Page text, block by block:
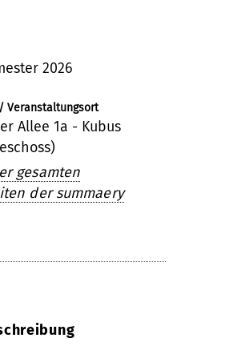
2026
Veranstaltungsort
Allee 1a - Kubus
gesamten
der summaery